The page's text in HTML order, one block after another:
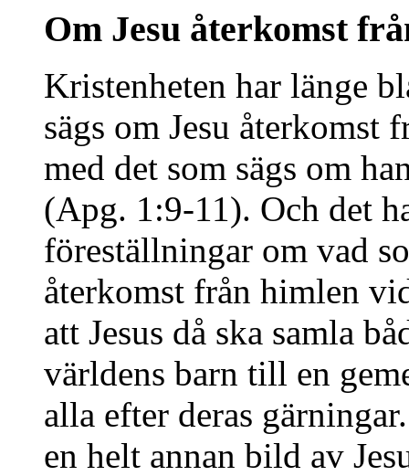
Om Jesu återkomst
Kristenheten har länge
sägs om Jesu återkomst
med det som sägs om
(Apg. 1:9-11). Och det
föreställningar om vad
återkomst från himlen
att Jesus då ska samla
världens barn till en
alla efter deras
en helt annan bild av